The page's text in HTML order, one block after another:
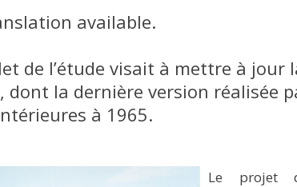
available.
de l’étude visait à mettre à
dont la dernière version réalisée
à 1965.
Le projet